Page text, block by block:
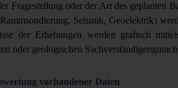
Fragestellung oder der Art des geplanten
Seismik, Geoelektrik)
der Erhebungen werden grafisch
oder geologischen
vorhandener Daten